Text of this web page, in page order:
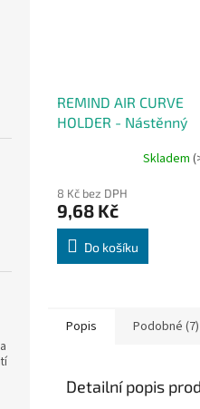
REMIND AIR CURVE
HOLDER - Nástěnný
Skladem
8 Kč bez DPH
9,68 Kč
Do košíku
Popis Podobné (7)
Detailní popis